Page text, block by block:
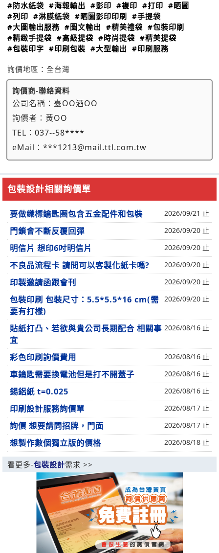
#防水紙袋 #海報輸出 #影印 #複印 #打印 #晒圖
#列印 #淋膜紙袋 #晒圖影印印刷
#手提袋
#大圖輸出服務 #圖文輸出 #精美禮袋 #包裝印刷
#精緻手提袋 #高級提袋 #時尚提袋 #精美提袋
#包裝印字 #印刷包裝 #大型輸出 #印刷服務
詢價地區： 全台灣
詢價商-聯絡資料
公司名稱： 臺OO酒OO
詢價者： 黃OO
TEL： 037--58****
eMail： ***1213@mail.ttl.com.tw
包裝設計相關詢價單
要做織標鑰匙圈包含五金配件和包裝 2026/09/21 止
門鎖會不斷反覆回彈 2026/09/20 止
明信片 想印6吋明信片 2026/09/20 止
不良品流程卡 請問可以客製化紙卡嗎? 2026/09/20 止
印製邀請函跟會刊 2026/09/20 止
包裝印刷 包裝尺寸：5.5*5.5*16 cm(需
要有打樣)
2026/09/20 止
貼紙打凸、若欲與貴公司長期配合 相關事
宜
2026/08/16 止
彩色印刷詢價費用 2026/08/16 止
車鑰匙需要換電池但是打不開蓋子 2026/08/16 止
錫鋁紙 t=0.025 2026/08/16 止
印刷設計服務詢價單 2026/08/17 止
詢價 想要請問招牌，門面 2026/08/17 止
想製作數個獨立版的價格 2026/08/18 止
看更多-包裝設計需求 >>